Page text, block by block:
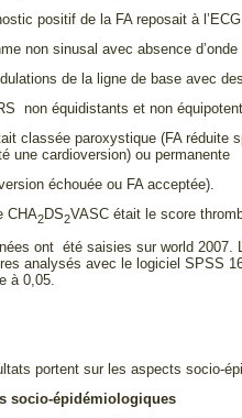
positif de la FA reposait à
non sinusal avec absence d’onde
de la ligne de base avec
non équidistants et non
classée paroxystique (FA réduite
une cardioversion) ou permanente
échouée ou FA acceptée).
CHA2DS2VASC était le score
ont été saisies sur world
analysés avec le logiciel SPSS
à 0,05.
portent sur les aspects socio-
socio-épidémiologiques